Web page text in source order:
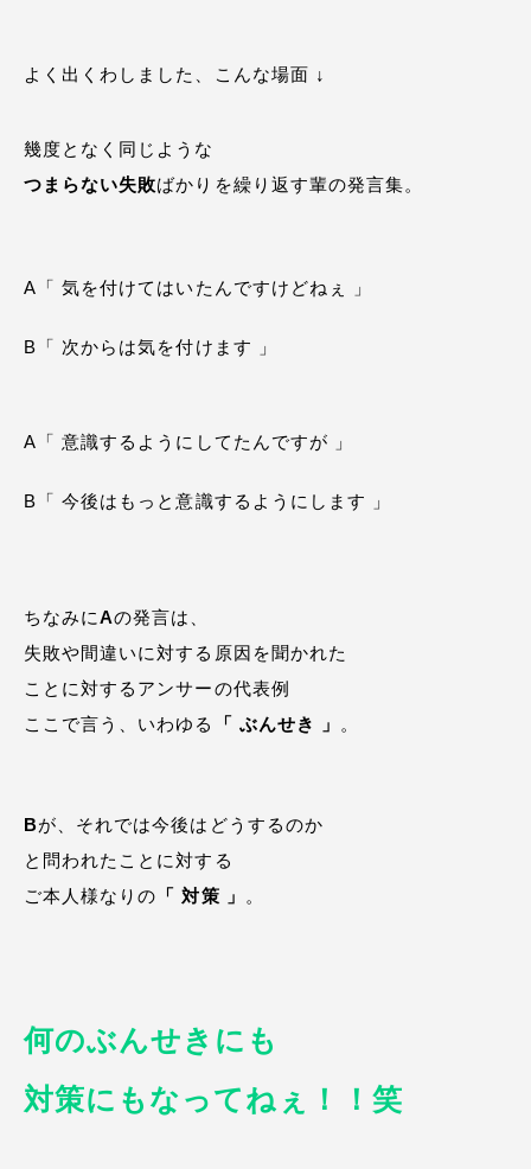
よく出くわしました、こんな場面 ↓
幾度となく同じような
つまらない失敗ばかりを繰り返す輩の発言集。
A「 気を付けてはいたんですけどねぇ 」
B「 次からは気を付けます 」
A「 意識するようにしてたんですが 」
B「 今後はもっと意識するようにします 」
ちなみにAの発言は、
失敗や間違いに対する原因を聞かれた
ことに対するアンサーの代表例
ここで言う、いわゆる
「 ぶんせき 」 。
Bが、それでは今後はどうするのか
と問われたことに対する
ご本人様なりの 「 対策 」 。
何のぶんせきにも
対策にもなってねぇ！！笑